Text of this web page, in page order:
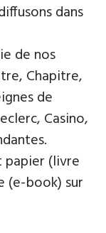
dans
de nos
Chapitre,
de
Casino,
(livre
(e-book) sur